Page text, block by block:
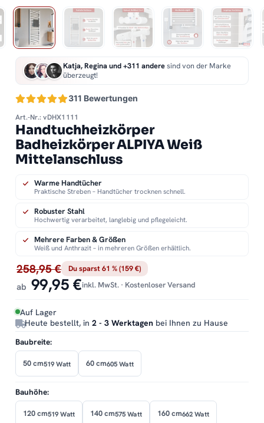
311 Bewertungen
Katja, Regina und +311 anderesind von der Marke
überzeugt!
Art.-Nr.: vDHX1111
Handtuchheizkörper
Badheizkörper ALPIYA Weiß
Mittelanschluss
258,95 € Du sparst 61 % (159 €)
ab 99,95 €inkl. MwSt. · Kostenloser Versand
Auf Lager
Heute bestellt, in 2 - 3 Werktagen bei Ihnen zu Hause
Warme Handtücher
Praktische Streben – Handtücher trocknen schnell.
Robuster Stahl
Hochwertig verarbeitet, langlebig und pflegeleicht.
Mehrere Farben & Größen
Weiß und Anthrazit – in mehreren Größen erhältlich.
Baubreite:
50 cm519 Watt 60 cm605 Watt
Bauhöhe:
120 cm519 Watt 140 cm575 Watt 160 cm662 Watt